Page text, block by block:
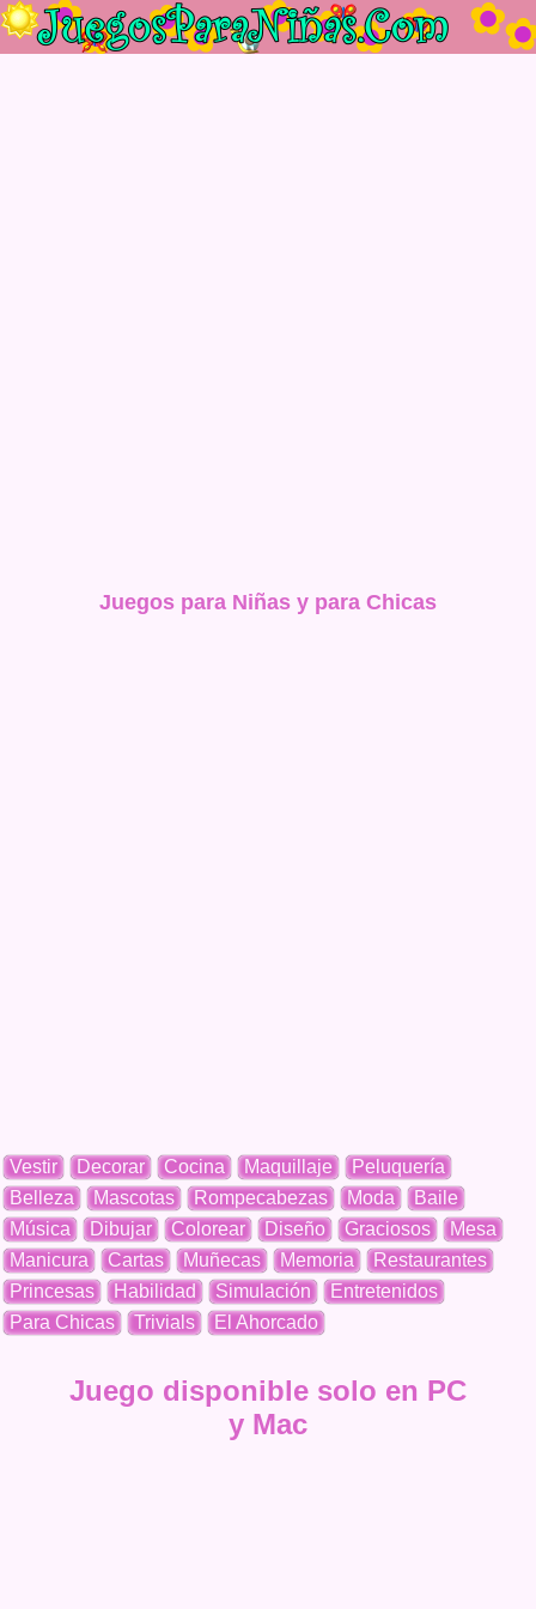
Juegos para Niñas y para Chicas
Vestir Decorar Cocina Maquillaje
Peluquería
Belleza
Mascotas Rompecabezas Moda
Baile
Música
Dibujar Colorear Diseño Graciosos
Mesa
Manicura
Cartas Muñecas Memoria
Restaurantes
Princesas
Habilidad Simulación
Entretenidos
Para Chicas
Trivials El Ahorcado
Juego disponible solo en PC
y Mac